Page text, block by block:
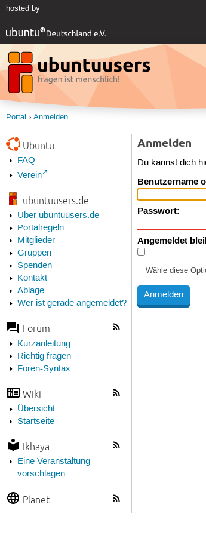
hosted by
Portal Anmelden
Ubuntu
FAQ
Verein
ubuntuusers.de
Über ubuntuusers.de
Portalregeln
Mitglieder
Gruppen
Spenden
Kontakt
Ablage
Wer ist gerade angemeldet?
Forum
Kurzanleitung
Richtig fragen
Foren-Syntax
Wiki
Übersicht
Startseite
Ikhaya
Eine Veranstaltung
vorschlagen
Planet
Anmelden
Du kannst dich
Benutzername
Passwort:
Angemeldet
Wähle diese